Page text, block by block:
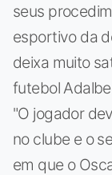
seus
esportivo da
deixa muito
futebol
"O jogador
no clube e o
em que o